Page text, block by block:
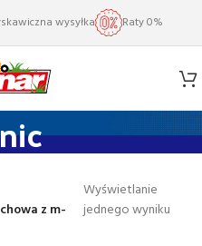
wysyłka Raty 0%
z m-
z m-
Wyświetlanie
jednego wyniku